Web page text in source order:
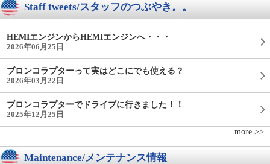
Staff tweets/スタッフのつぶやき。。
HEMIエンジンからHEMIエンジンへ・・・
2026年06月25日
ブロンコラプターって実はどこにでも使える？
2026年03月22日
ブロンコラプターでドライブに行きました！！
2025年12月25日
more >>
Maintenance/メンテナンス情報